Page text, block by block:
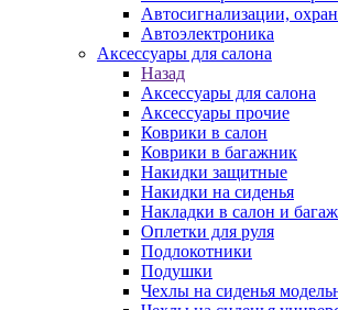
Автосигнализации,
Автоэлектроника
Аксессуары для салона
Назад
Аксессуары для салона
Аксессуары прочие
Коврики в салон
Коврики в багажник
Накидки защитные
Накидки на сиденья
Накладки в салон и
Оплетки для руля
Подлокотники
Подушки
Чехлы на сиденья